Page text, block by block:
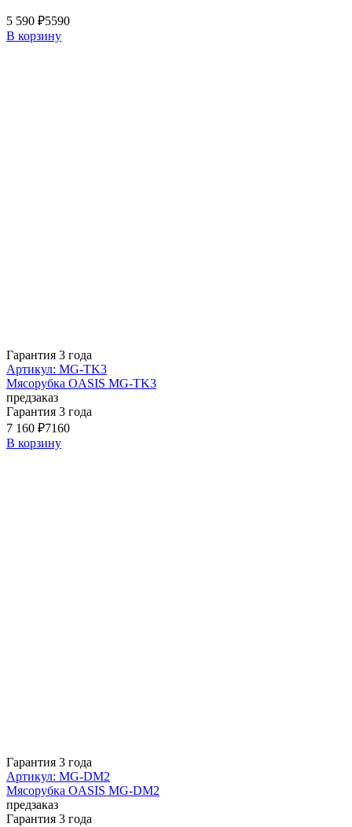
5 590 ₽5590
В корзину
Гарантия 3 года
Артикул: MG-TK3
Мясорубка OASIS MG-TK3
предзаказ
Гарантия 3 года
7 160 ₽7160
В корзину
Гарантия 3 года
Артикул: MG-DM2
Мясорубка OASIS MG-DM2
предзаказ
Гарантия 3 года